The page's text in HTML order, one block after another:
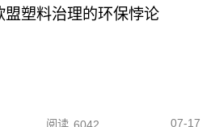
塑料治理的环保悖论
阅读 6042 07-17